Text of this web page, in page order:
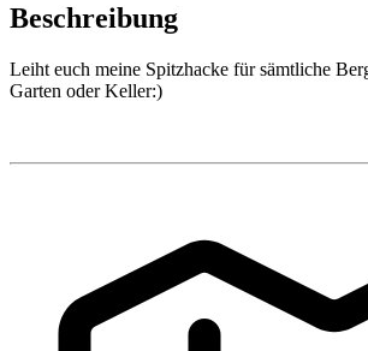
Beschreibung
Leiht euch meine Spitzhacke für sämtliche
Garten oder Keller:)